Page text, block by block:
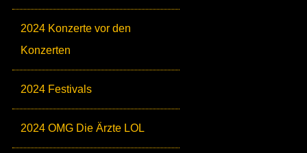
2024 Konzerte vor den
Konzerten
2024 Festivals
2024 OMG Die Ärzte LOL